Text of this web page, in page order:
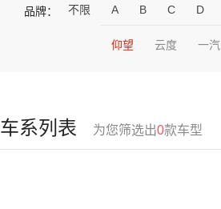
品牌： 不限 A B C D
仰望 云度 一汽
车系列表 为您筛选出0款车型